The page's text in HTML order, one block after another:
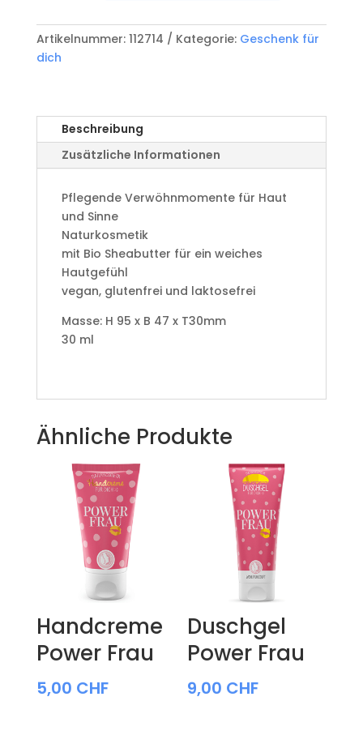
Menge
Artikelnummer: 112714 Kategorie: Geschenk für
dich
Beschreibung
Zusätzliche Informationen
Pflegende Verwöhnmomente für Haut
und Sinne
Naturkosmetik
mit Bio Sheabutter für ein weiches
Hautgefühl
vegan, glutenfrei und laktosefrei
Masse: H 95 x B 47 x T30mm
30 ml
Ähnliche Produkte
Handcreme
Power Frau
5,00 CHF
Duschgel
Power Frau
9,00 CHF